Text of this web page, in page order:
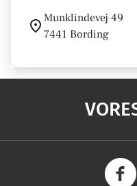
Munklindevej 49
7441 Bording